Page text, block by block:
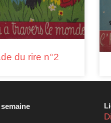
du rire n°2